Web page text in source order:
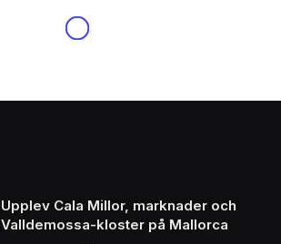
Upplev Cala Millor, marknader och
Valldemossa-kloster på Mallorca